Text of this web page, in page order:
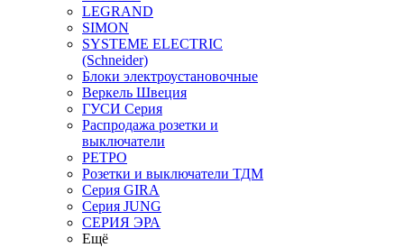
LEGRAND
SIMON
SYSTEME ELECTRIC
(Schneider)
Блоки электроустановочные
Веркель Швеция
ГУСИ Серия
Распродажа розетки и
выключатели
РЕТРО
Розетки и выключатели ТДМ
Серия GIRA
Серия JUNG
СЕРИЯ ЭРА
Ещё